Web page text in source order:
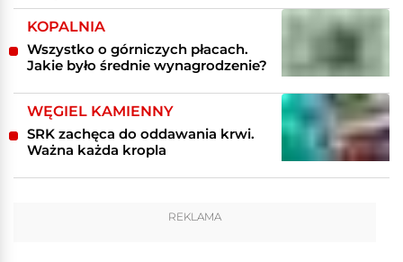
KOPALNIA
Wszystko o górniczych płacach.
Jakie było średnie wynagrodzenie?
WĘGIEL KAMIENNY
SRK zachęca do oddawania krwi.
Ważna każda kropla
REKLAMA